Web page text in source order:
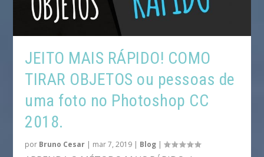
JEITO MAIS RÁPIDO! COMO
TIRAR OBJETOS ou pessoas de
uma foto no Photoshop CC
2018.
por Bruno Cesar | mar 7, 2019 | Blog |